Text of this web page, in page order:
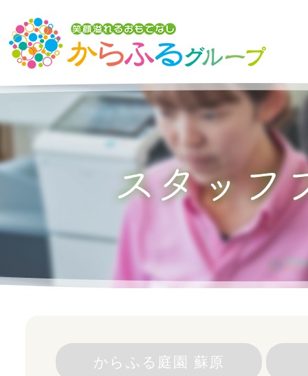
トップ
からふるグループの想い
介護サービスを探す
からふるのサービス
スタッフ紹介
からふる庭園 蘇原